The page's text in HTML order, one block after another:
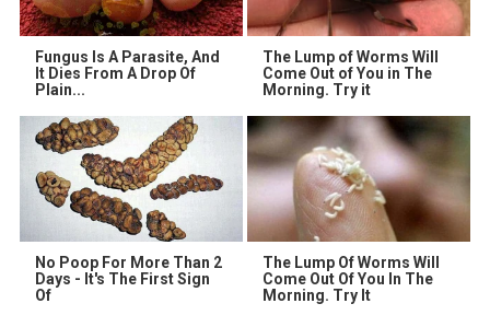
Fungus Is A Parasite, And
It Dies From A Drop Of
Plain...
The Lump of Worms Will
Come Out of You in The
Morning. Try it
No Poop For More Than 2
Days - It's The First Sign
Of
The Lump Of Worms Will
Come Out Of You In The
Morning. Try It